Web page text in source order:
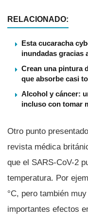
RELACIONADO:
Esta cucaracha
inundadas gracias
Crean una pintura
que absorbe casi
Alcohol y cáncer:
incluso con tomar
Otro punto
revista médica
que el SARS-CoV-2
temperatura. Por
°C, pero también
importantes efectos